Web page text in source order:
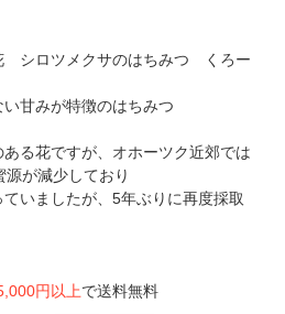
シロツメクサのはちみつ くろー
甘みが特徴のはちみつ
る花ですが、オホーツク近郊では
が減少しており
いましたが、5年ぶりに再度採取
円以上で送料無料